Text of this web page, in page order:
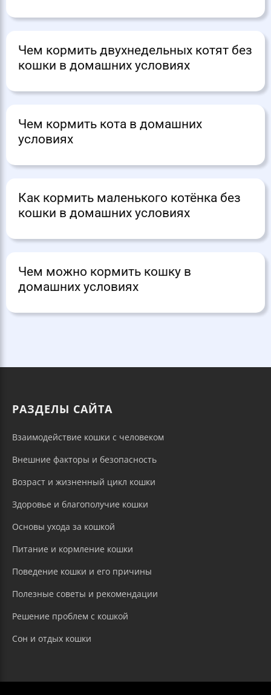
Чем кормить двухнедельных котят без
кошки в домашних условиях
Чем кормить кота в домашних
условиях
Как кормить маленького котёнка без
кошки в домашних условиях
Чем можно кормить кошку в
домашних условиях
РАЗДЕЛЫ САЙТА
Взаимодействие кошки с человеком
Внешние факторы и безопасность
Возраст и жизненный цикл кошки
Здоровье и благополучие кошки
Основы ухода за кошкой
Питание и кормление кошки
Поведение кошки и его причины
Полезные советы и рекомендации
Решение проблем с кошкой
Сон и отдых кошки